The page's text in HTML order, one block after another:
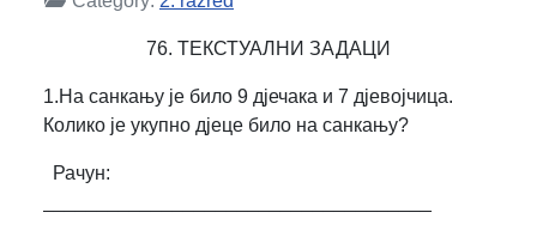
76. ТЕКСТУАЛНИ ЗАДАЦИ
1.На санкању је било 9 дјечака и 7 дјевојчица.
Колико је укупно дјеце било на санкању?
Рачун: